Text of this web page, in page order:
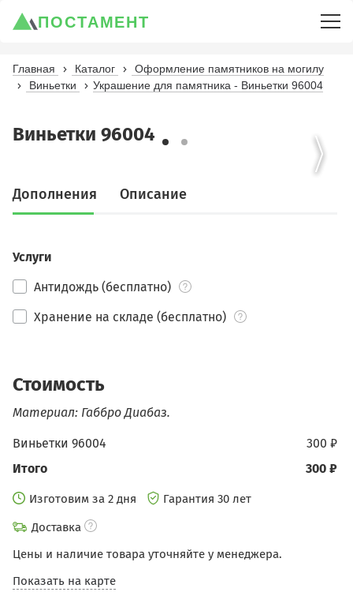
ПОСТАМЕНТ
Главная Каталог
Оформление памятников на могилу
Виньетки
Украшение для памятника - Виньетки 96004
Виньетки 96004
Дополнения Описание
Услуги
Антидождь (бесплатно)
Хранение на складе (бесплатно)
Стоимость
Материал: Габбро Диабаз.
300 ₽
Виньетки 96004
300 ₽
Итого
Изготовим за 2 дня
Гарантия 30 лет
Доставка
Цены и наличие товара уточняйте у менеджера.
Показать на карте